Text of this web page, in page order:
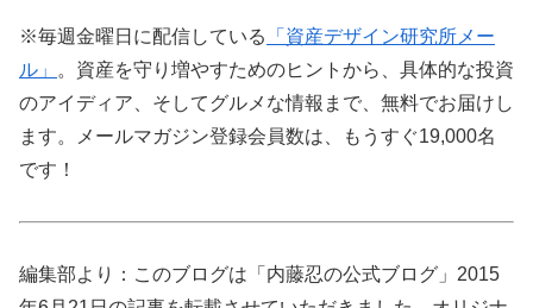
※毎週金曜日に配信している
「資産デザイン研究所メー
ル」 。資産を守り増やすためのヒントから、具体的な投資
のアイディア、そしてグルメな情報まで、無料でお届けし
ます。メールマガジン登録会員数は、もうすぐ19,000名
です！
編集部より：このブログは「内藤忍の公式ブログ」2015